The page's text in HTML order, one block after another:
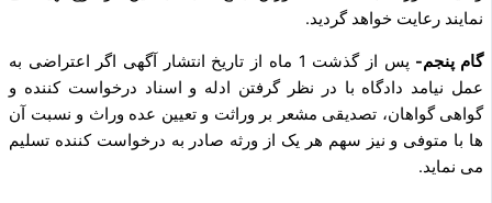
نمایند رعایت خواهد گردید.
گام پنجم-
پس از گذشت 1 ماه از تاریخ انتشار آگهی اگر اعتراضی به
عمل نیامد دادگاه با در نظر گرفتن ادله و اسناد درخواست کننده و
گواهی گواهان، تصدیقی مشعر بر وراثت و تعیین عده وراث و نسبت آن
ها با متوفی و نیز سهم هر یک از ورثه صادر به درخواست کننده تسلیم
می‌ نماید.